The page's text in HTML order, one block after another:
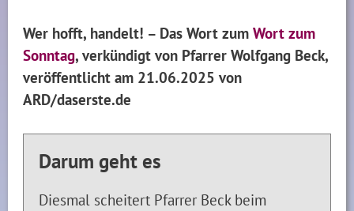
Wer hofft, handelt! – Das Wort zumWort zum
Sonntag, verkündigt von Pfarrer Wolfgang Beck,
veröffentlicht am 21.06.2025 von
ARD/daserste.de
Darum geht es
Diesmal scheitert Pfarrer Beck beim